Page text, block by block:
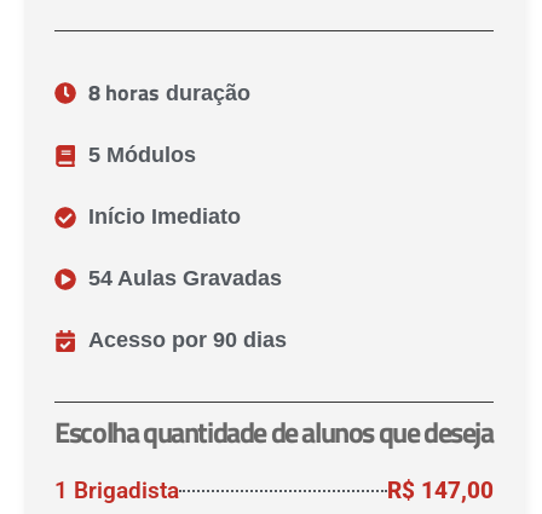
8 horas duração
5 Módulos
Início Imediato
54 Aulas Gravadas
Acesso por 90 dias
Escolha quantidade de alunos que deseja
1 Brigadista R$ 147,00